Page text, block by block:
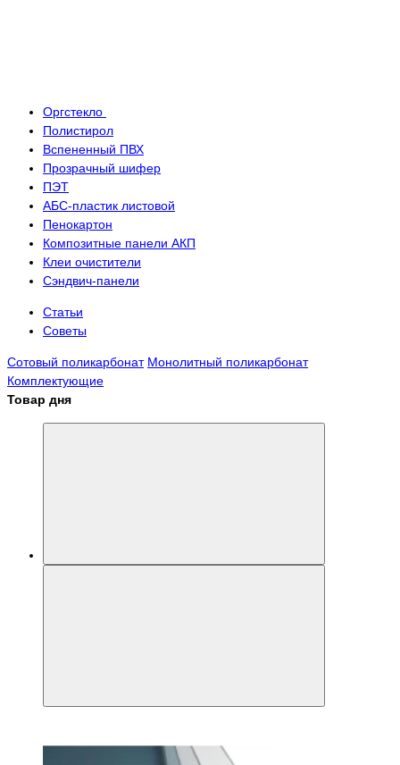
Оргстекло
Полистирол
Вспененный ПВХ
Прозрачный шифер
ПЭТ
АБС-пластик листовой
Пенокартон
Композитные панели АКП
Клеи очистители
Сэндвич-панели
Статьи
Советы
Сотовый поликарбонат Монолитный поликарбонат
Комплектующие
Товар дня